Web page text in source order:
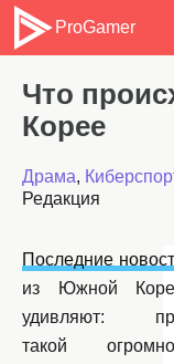
ProGamer
Что
Корее
Драма,
Редакция
Последние
из Южной
удивляют:
такой